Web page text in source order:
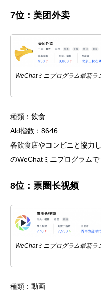
7位：美团外卖
WeChatミニプログラム最新
種類：飲食
Ald指数：8646
各飲食店やコンビニと協力
のWeChatミニプログラムで
8位：票圈长视频
WeChatミニプログラム最新
種類：動画